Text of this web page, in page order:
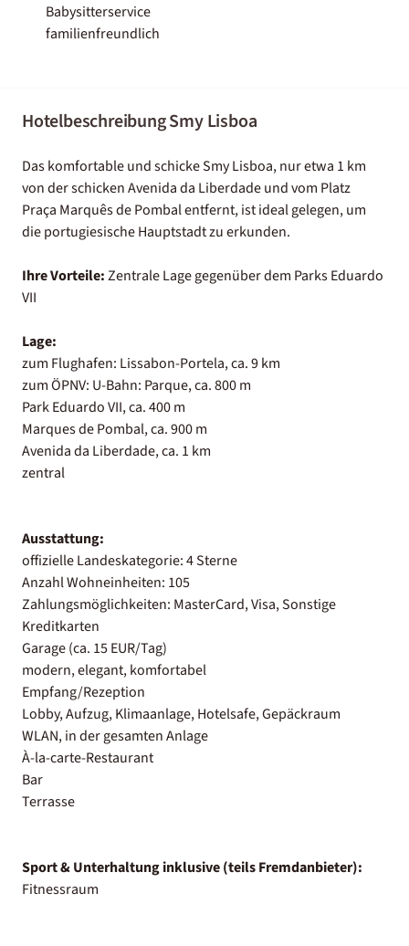
Babysitterservice
familienfreundlich
Hotelbeschreibung Smy Lisboa
Das komfortable und schicke Smy Lisboa, nur etwa 1 km
von der schicken Avenida da Liberdade und vom Platz
Praça Marquês de Pombal entfernt, ist ideal gelegen, um
die portugiesische Hauptstadt zu erkunden.
Ihre Vorteile:Zentrale Lage gegenüber dem Parks Eduardo
VII
Lage:
zum Flughafen: Lissabon-Portela, ca. 9 km
zum ÖPNV: U-Bahn: Parque, ca. 800 m
Park Eduardo VII, ca. 400 m
Marques de Pombal, ca. 900 m
Avenida da Liberdade, ca. 1 km
zentral
Ausstattung:
offizielle Landeskategorie: 4 Sterne
Anzahl Wohneinheiten: 105
Zahlungsmöglichkeiten: MasterCard, Visa, Sonstige
Kreditkarten
Garage (ca. 15 EUR/Tag)
modern, elegant, komfortabel
Empfang/Rezeption
Lobby, Aufzug, Klimaanlage, Hotelsafe, Gepäckraum
WLAN, in der gesamten Anlage
À-la-carte-Restaurant
Bar
Terrasse
Sport & Unterhaltung inklusive (teils Fremdanbieter):
Fitnessraum